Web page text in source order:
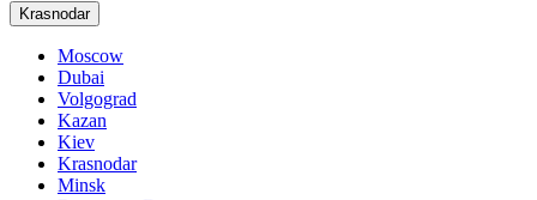
Krasnodar
Moscow
Dubai
Volgograd
Kazan
Kiev
Krasnodar
Minsk